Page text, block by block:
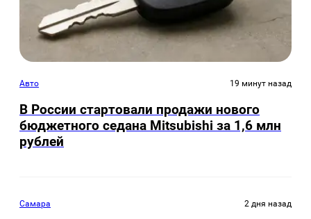
Авто 19 минут назад
В России стартовали продажи нового
бюджетного седана Mitsubishi за 1,6 млн
рублей
Самара 2 дня назад